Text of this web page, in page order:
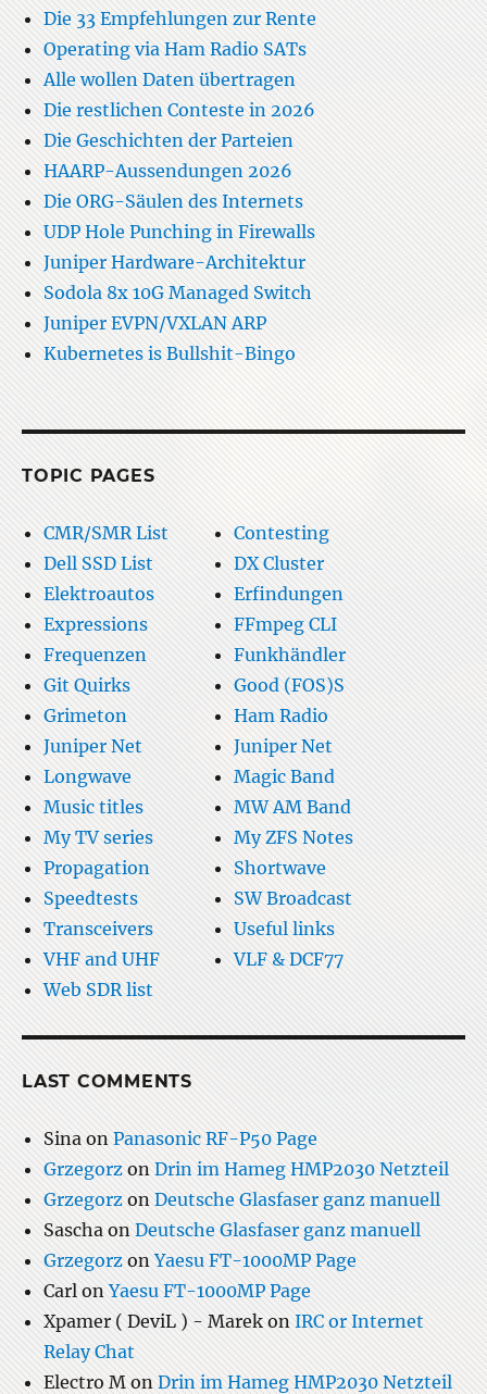
Die 33 Empfehlungen zur Rente
Operating via Ham Radio SATs
Alle wollen Daten übertragen
Die restlichen Conteste in 2026
Die Geschichten der Parteien
HAARP-Aussendungen 2026
Die ORG-Säulen des Internets
UDP Hole Punching in Firewalls
Juniper Hardware-Architektur
Sodola 8x 10G Managed Switch
Juniper EVPN/VXLAN ARP
Kubernetes is Bullshit-Bingo
TOPIC PAGES
CMR/SMR List
Contesting
Dell SSD List
DX Cluster
Elektroautos
Erfindungen
Expressions
FFmpeg CLI
Frequenzen
Funkhändler
Git Quirks
Good (FOS)S
Grimeton
Ham Radio
Juniper Net
Juniper Net
Longwave
Magic Band
Music titles
MW AM Band
My TV series
My ZFS Notes
Propagation
Shortwave
Speedtests
SW Broadcast
Transceivers
Useful links
VHF and UHF
VLF & DCF77
Web SDR list
LAST COMMENTS
SinaonPanasonic RF-P50 Page
Grzegorz onDrin im Hameg HMP2030 Netzteil
GrzegorzonDeutsche Glasfaser ganz manuell
Sascha on Deutsche Glasfaser ganz manuell
GrzegorzonYaesu FT-1000MP Page
Carl onYaesu FT-1000MP Page
Xpamer ( DeviL ) - MarekonIRC or Internet
Relay Chat
Electro M onDrin im Hameg HMP2030 Netzteil